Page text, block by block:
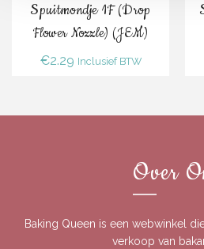
Spuitmondje 1F (Drop
Flower Nozzle) (JEM)
€2.29 Inclusief BTW
Over
Baking Queen is een webwinkel
verkoop van